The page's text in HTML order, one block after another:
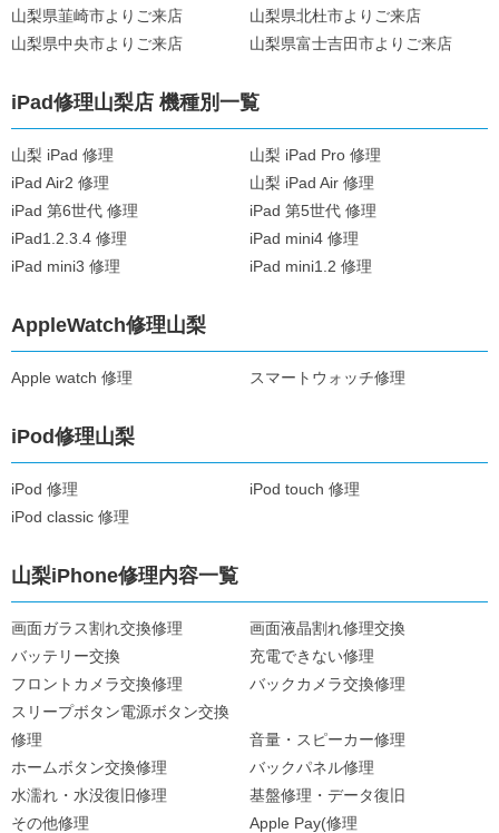
山梨県韮崎市よりご来店
山梨県北杜市よりご来店
山梨県中央市よりご来店
山梨県富士吉田市よりご来店
iPad修理山梨店 機種別一覧
山梨 iPad 修理
山梨 iPad Pro 修理
iPad Air2 修理
山梨 iPad Air 修理
iPad 第6世代 修理
iPad 第5世代 修理
iPad1.2.3.4 修理
iPad mini4 修理
iPad mini3 修理
iPad mini1.2 修理
AppleWatch修理山梨
Apple watch 修理 スマートウォッチ修理
iPod修理山梨
iPod 修理
iPod touch 修理
iPod classic 修理
山梨iPhone修理内容一覧
画面ガラス割れ交換修理
画面液晶割れ修理交換
バッテリー交換
充電できない修理
フロントカメラ交換修理
バックカメラ交換修理
スリープボタン電源ボタン交換
修理
音量・スピーカー修理
ホームボタン交換修理
バックパネル修理
水濡れ・水没復旧修理
基盤修理・データ復旧
その他修理
Apple Pay(修理